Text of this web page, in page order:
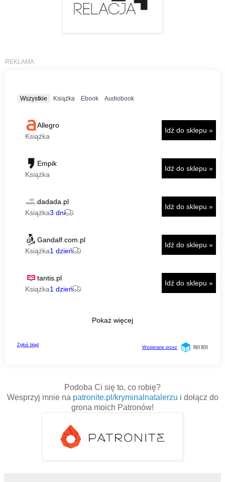
Podoba Ci się to, co robię?
Wesprzyj mnie na patronite.pl/kryminalnatalerzu i dołącz do
grona moich Patronów!